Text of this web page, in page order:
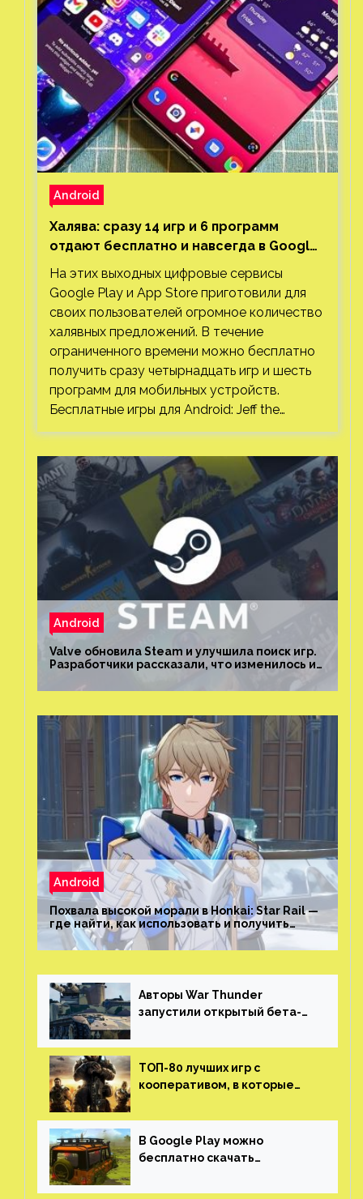
Android
Халява: сразу 14 игр и 6 программ
отдают бесплатно и навсегда в Google
Play и App Store. Есть проект с 1 млн
загрузок
На этих выходных цифровые сервисы
Google Play и App Store приготовили для
своих пользователей огромное количество
халявных предложений. В течение
ограниченного времени можно бесплатно
получить сразу четырнадцать игр и шесть
программ для мобильных устройств.
Бесплатные игры для Android: Jeff the…
Android
Valve обновила Steam и улучшила поиск игр.
Разработчики рассказали, что изменилось и
Android
Похвала высокой морали в Honkai: Star Rail —
где найти, как использовать и получить
скрытые достижения
Авторы War Thunder
запустили открытый бета-
трейлер и скриншоты
ТОП-80 лучших игр с
кооперативом, в которые
(никаких MMO)
В Google Play можно
бесплатно скачать
открытым миром, прокачкой,